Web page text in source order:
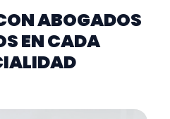
ABOGADOS
EN CADA